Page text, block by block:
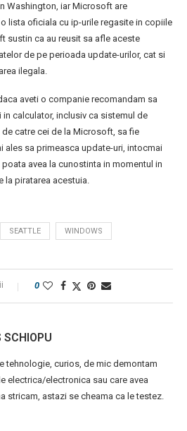
Washington, iar Microsoft are
lista oficiala cu ip-urile regasite in copiile
sustin ca au reusit sa afle aceste
de pe perioada update-urilor, cat si
ilegala.
aveti o companie recomandam sa
in calculator, inclusiv ca sistemul de
catre cei de la Microsoft, sa fie
ales sa primeasca update-uri, intocmai
avea la cunostinta in momentul in
la piratarea acestuia.
SEATTLE WINDOWS
0
SCHIOPU
tehnologie, curios, de mic demontam
electrica/electronica sau care avea
stricam, astazi se cheama ca le testez.